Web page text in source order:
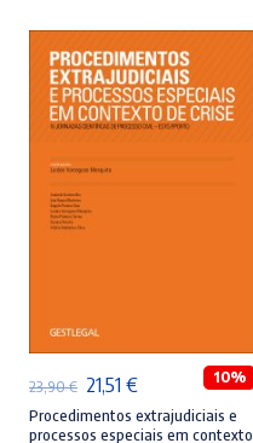
23,90€ O
preço
21,51 €O
preço
10%
Procedimentos extrajudiciais e
processos especiais em contexto